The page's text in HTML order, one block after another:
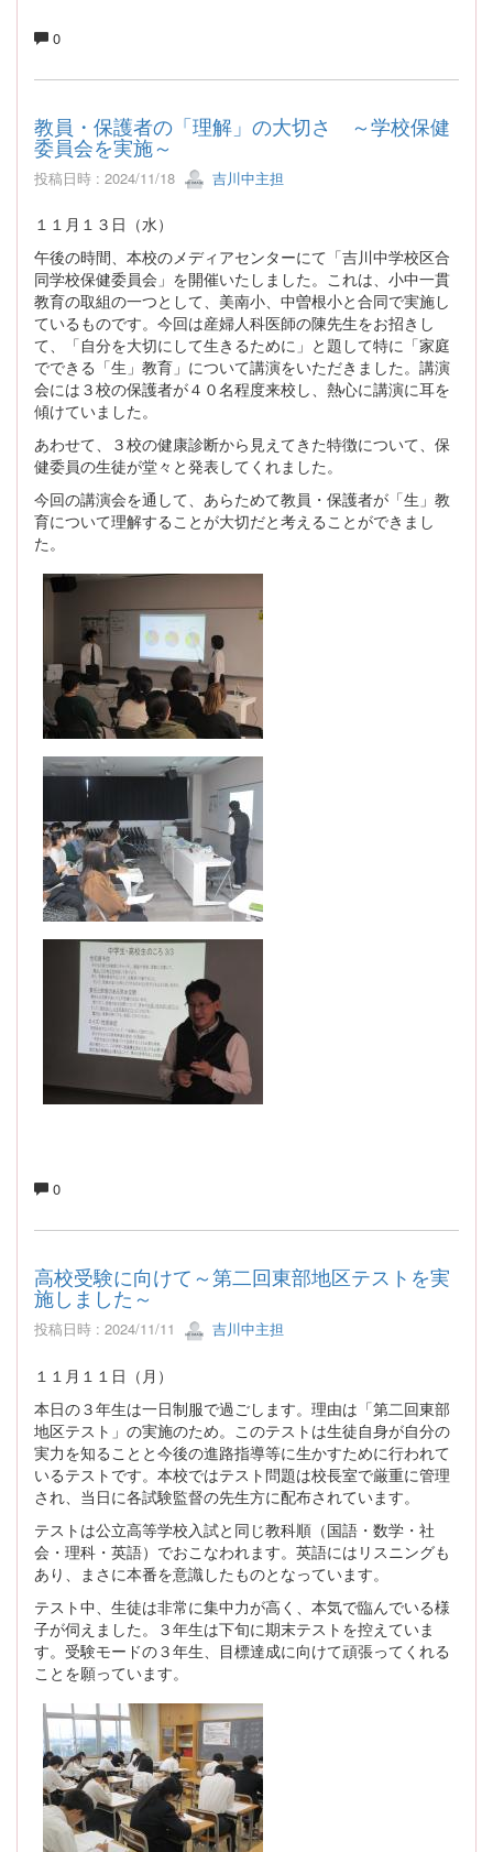
0
教員・保護者の「理解」の大切さ ～学校保健
委員会を実施～
投稿日時 : 2024/11/18 吉川中主担
１１月１３日（水）
午後の時間、本校のメディアセンターにて「吉川中学校区合
同学校保健委員会」を開催いたしました。これは、小中一貫
教育の取組の一つとして、美南小、中曽根小と合同で実施し
ているものです。今回は産婦人科医師の陳先生をお招きし
て、「自分を大切にして生きるために」と題して特に「家庭
でできる「生」教育」について講演をいただきました。講演
会には３校の保護者が４０名程度来校し、熱心に講演に耳を
傾けていました。
あわせて、３校の健康診断から見えてきた特徴について、保
健委員の生徒が堂々と発表してくれました。
今回の講演会を通して、あらためて教員・保護者が「生」教
育について理解することが大切だと考えることができまし
た。
0
高校受験に向けて～第二回東部地区テストを実
施しました～
投稿日時 : 2024/11/11 吉川中主担
１１月１１日（月）
本日の３年生は一日制服で過ごします。理由は「第二回東部
地区テスト」の実施のため。このテストは生徒自身が自分の
実力を知ることと今後の進路指導等に生かすために行われて
いるテストです。本校ではテスト問題は校長室で厳重に管理
され、当日に各試験監督の先生方に配布されています。
テストは公立高等学校入試と同じ教科順（国語・数学・社
会・理科・英語）でおこなわれます。英語にはリスニングも
あり、まさに本番を意識したものとなっています。
テスト中、生徒は非常に集中力が高く、本気で臨んでいる様
子が伺えました。３年生は下旬に期末テストを控えていま
す。受験モードの３年生、目標達成に向けて頑張ってくれる
ことを願っています。